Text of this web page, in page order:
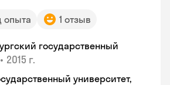
опыта 1 отзыв
государственный
• 2015 г.
университет,